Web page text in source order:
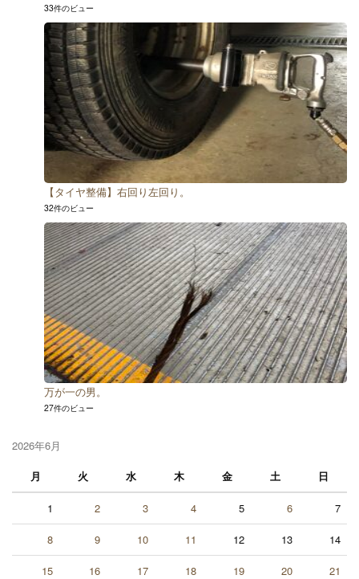
33件のビュー
【タイヤ整備】右回り左回り。
32件のビュー
万が一の男。
27件のビュー
2026年6月
月
火 水 木 金 土 日
1 2 3 4 5 6 7
8 9 10 11 12 13 14
15 16 17 18 19 20 21